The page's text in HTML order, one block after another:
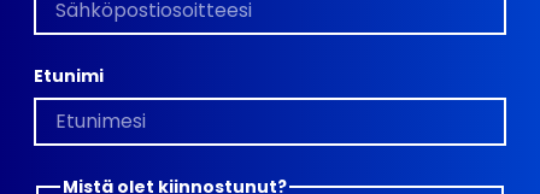
Etunimi
Mistä olet kiinnostunut?